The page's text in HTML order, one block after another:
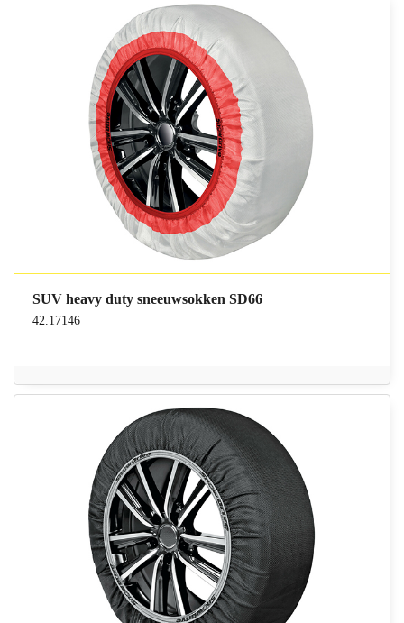
SUV heavy duty sneeuwsokken SD66
42.17146